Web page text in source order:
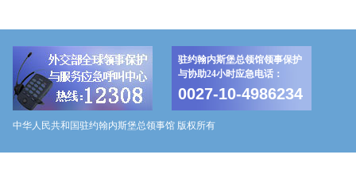
驻约翰内斯堡总领馆领事保护
与协助24小时应急电话：
0027-10-4986234
中华人民共和国驻约翰内斯堡总领事馆 版权所有